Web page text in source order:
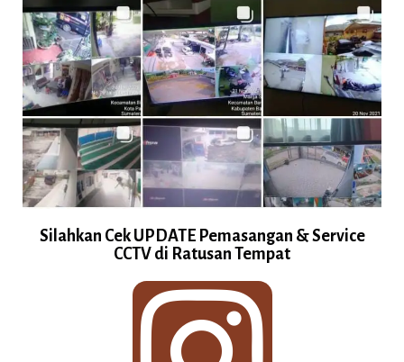
Silahkan Cek UPDATE Pemasangan & Service
CCTV di Ratusan Tempat